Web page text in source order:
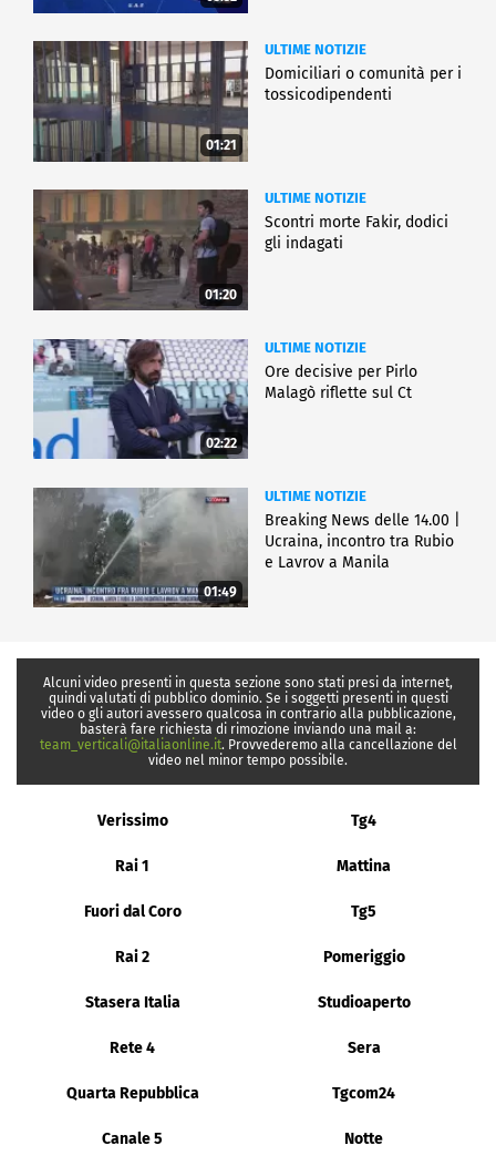
01:21
ULTIME NOTIZIE
Domiciliari o comunità per i
tossicodipendenti
01:20
ULTIME NOTIZIE
Scontri morte Fakir, dodici
gli indagati
02:22
ULTIME NOTIZIE
Ore decisive per Pirlo
Malagò riflette sul Ct
01:49
ULTIME NOTIZIE
Breaking News delle 14.00 |
Ucraina, incontro tra Rubio
e Lavrov a Manila
Alcuni video presenti in questa sezione sono stati presi da internet,
quindi valutati di pubblico dominio. Se i soggetti presenti in questi
video o gli autori avessero qualcosa in contrario alla pubblicazione,
basterà fare richiesta di rimozione inviando una mail a:
team_verticali@italiaonline.it. Provvederemo alla cancellazione del
video nel minor tempo possibile.
Verissimo Tg4
Rai 1 Mattina
Fuori dal Coro Tg5
Rai 2 Pomeriggio
Stasera Italia Studioaperto
Rete 4 Sera
Quarta Repubblica Tgcom24
Canale 5 Notte